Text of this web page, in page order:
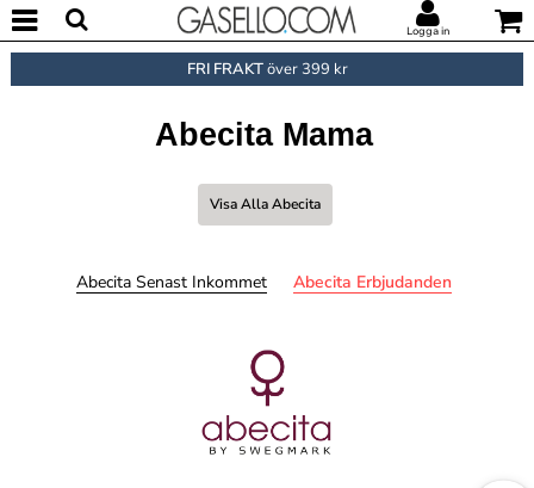
Logga in
FRI FRAKTöver 399 kr
Abecita Mama
Visa Alla Abecita
Abecita Senast Inkommet Abecita Erbjudanden